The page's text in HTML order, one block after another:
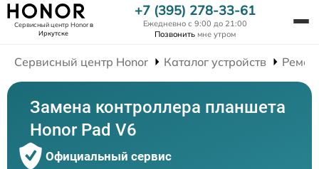
Сервисный центр Honorв
Иркутске
+7 (395) 278-33-61
Ежедневно с 9:00 до 21:00
Позвонить мне утром
Сервисный центр Honor Каталог устройств
Замена контроллера планшета
Honor Pad V6
Официальный сервис